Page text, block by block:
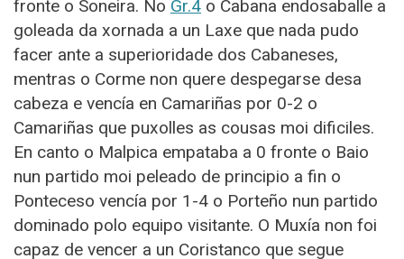
fronte o Soneira. No Gr.4 o Cabana endosaballe a
goleada da xornada a un Laxe que nada pudo
facer ante a superioridade dos Cabaneses,
mentras o Corme non quere despegarse desa
cabeza e vencía en Camariñas por 0-2 o
Camariñas que puxolles as cousas moi dificiles.
En canto o Malpica empataba a 0 fronte o Baio
nun partido moi peleado de principio a fin o
Ponteceso vencía por 1-4 o Porteño nun partido
dominado polo equipo visitante. O Muxía non foi
capaz de vencer a un Coristanco que segue